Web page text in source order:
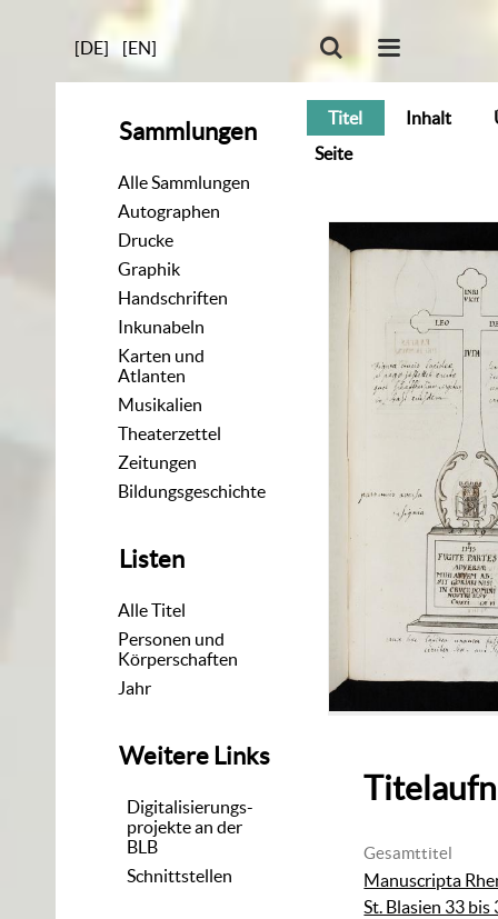
[DE] [EN]
Sammlungen
Alle Sammlungen
Autographen
Drucke
Graphik
Handschriften
Inkunabeln
Karten und
Atlanten
Musikalien
Theaterzettel
Zeitungen
Bildungsgeschichte
Listen
Alle Titel
Personen und
Körperschaften
Jahr
Weitere Links
Digitalisierungs-
projekte an der
BLB
Schnittstellen
Titel Inhalt
Seite
Gesamttitel
Manuscripta
St. Blasien 33 bis